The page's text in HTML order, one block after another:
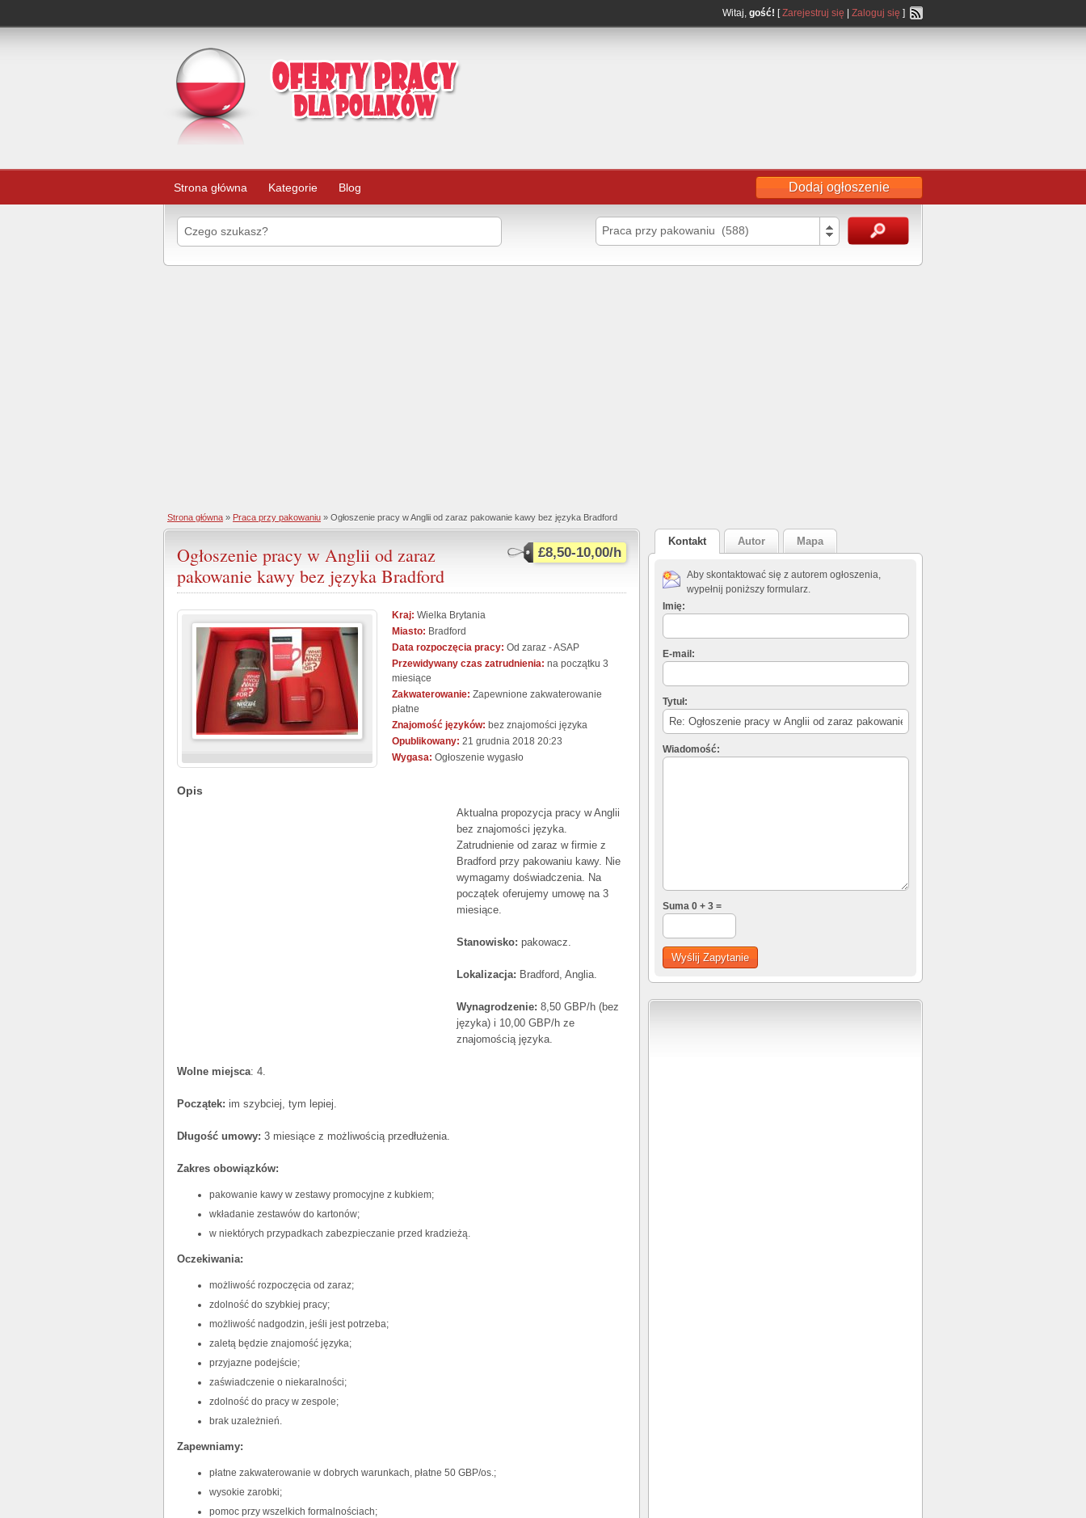
Witaj, gość! [Zarejestruj się Zaloguj się ]
Strona główna Kategorie Blog Dodaj ogłoszenie
Praca przy pakowaniu (588)
Strona główna » Praca przy pakowaniu » Ogłoszenie pracy w Anglii od zaraz pakowanie kawy bez języka Bradford
£8,50-10,00/h
Ogłoszenie pracy w Anglii od zaraz
pakowanie kawy bez języka Bradford
Kraj: Wielka Brytania
Miasto: Bradford
Data rozpoczęcia pracy: Od zaraz - ASAP
Przewidywany czas zatrudnienia: na początku 3
miesiące
Zakwaterowanie: Zapewnione zakwaterowanie
płatne
Znajomość języków: bez znajomości języka
Opublikowany: 21 grudnia 2018 20:23
Wygasa: Ogłoszenie wygasło
Opis
Aktualna propozycja pracy w Anglii
bez znajomości języka.
Zatrudnienie od zaraz w firmie z
Bradford przy pakowaniu kawy. Nie
wymagamy doświadczenia. Na
początek oferujemy umowę na 3
miesiące.
Stanowisko: pakowacz.
Lokalizacja: Bradford, Anglia.
Wynagrodzenie: 8,50 GBP/h (bez
języka) i 10,00 GBP/h ze
znajomością języka.
Wolne miejsca: 4.
Początek: im szybciej, tym lepiej.
Długość umowy: 3 miesiące z możliwością przedłużenia.
Zakres obowiązków:
pakowanie kawy w zestawy promocyjne z kubkiem;
wkładanie zestawów do kartonów;
w niektórych przypadkach zabezpieczanie przed kradzieżą.
Oczekiwania:
możliwość rozpoczęcia od zaraz;
zdolność do szybkiej pracy;
możliwość nadgodzin, jeśli jest potrzeba;
zaletą będzie znajomość języka;
przyjazne podejście;
zaświadczenie o niekaralności;
zdolność do pracy w zespole;
brak uzależnień.
Zapewniamy:
płatne zakwaterowanie w dobrych warunkach, płatne 50 GBP/os.;
wysokie zarobki;
pomoc przy wszelkich formalnościach;
Kontakt Autor Mapa
Aby skontaktować się z autorem ogłoszenia,
wypełnij poniższy formularz.
Imię:
E-mail:
Tytuł:
Wiadomość:
Suma 0 + 3 =